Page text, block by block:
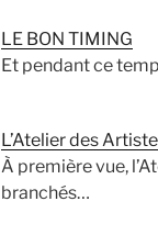
LE BON TIMING
Et pendant ce
L’Atelier des
À première vue,
branchés…